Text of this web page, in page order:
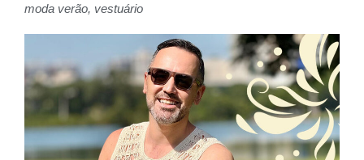
moda verão, vestuário